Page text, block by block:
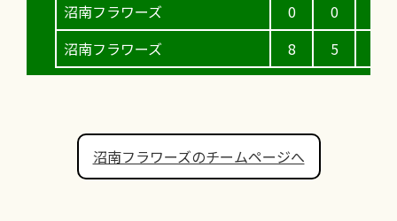
沼南フラワーズ
沼南フラワーズ
0
8
0
5
沼南フラワーズのチームページへ